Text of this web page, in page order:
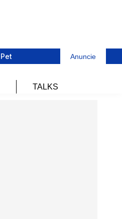
Pet Anuncie
TALKS